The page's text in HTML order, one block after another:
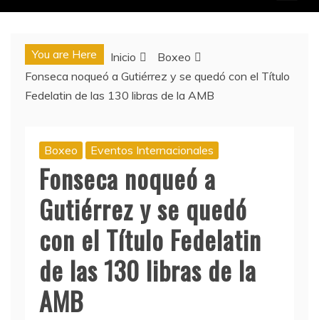
You are Here Inicio
Boxeo
Fonseca noqueó a Gutiérrez y se quedó con el Título
Fedelatin de las 130 libras de la AMB
Boxeo Eventos Internacionales
Fonseca noqueó a
Gutiérrez y se quedó
con el Título Fedelatin
de las 130 libras de la
AMB